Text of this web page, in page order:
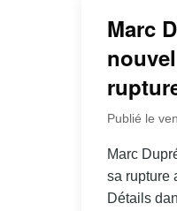
Marc
Publié le
Marc
sa rupture
Détails